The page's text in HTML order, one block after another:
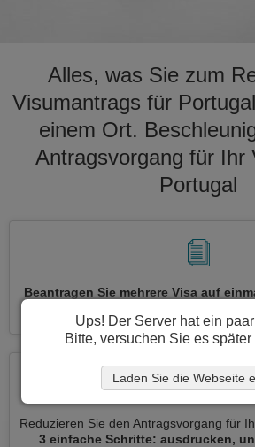
Alles, was Sie zum
Visumantrags für
einem Ort.
Antragsvorgang für Ihr
Portugal
Beantragen Sie mehrere Visa auf
Reduzieren Sie den Antragsvorgang für
3 einfache Schritte: ausdrucken,
Ups! Der Server hat ein
Bitte, versuchen Sie es
Laden Sie die Webseite